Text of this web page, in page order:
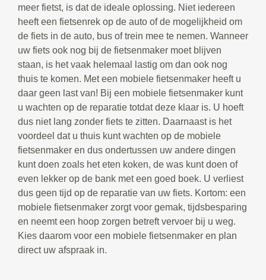
meer fietst, is dat de ideale oplossing. Niet iedereen
heeft een fietsenrek op de auto of de mogelijkheid om
de fiets in de auto, bus of trein mee te nemen. Wanneer
uw fiets ook nog bij de fietsenmaker moet blijven
staan, is het vaak helemaal lastig om dan ook nog
thuis te komen. Met een mobiele fietsenmaker heeft u
daar geen last van! Bij een mobiele fietsenmaker kunt
u wachten op de reparatie totdat deze klaar is. U hoeft
dus niet lang zonder fiets te zitten. Daarnaast is het
voordeel dat u thuis kunt wachten op de mobiele
fietsenmaker en dus ondertussen uw andere dingen
kunt doen zoals het eten koken, de was kunt doen of
even lekker op de bank met een goed boek. U verliest
dus geen tijd op de reparatie van uw fiets. Kortom: een
mobiele fietsenmaker zorgt voor gemak, tijdsbesparing
en neemt een hoop zorgen betreft vervoer bij u weg.
Kies daarom voor een mobiele fietsenmaker en plan
direct uw afspraak in.